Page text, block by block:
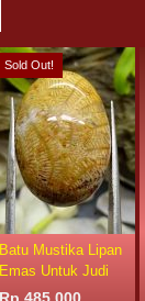
Sold Out!
Batu Mustika Lipan
Emas Untuk Judi